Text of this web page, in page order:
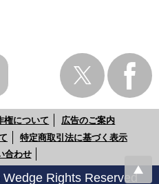
権について
広告のご案内
特定商取引法に基づく表示
合わせ
Rights Reserved